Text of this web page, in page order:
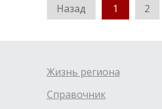
Назад 1 2
Жизнь региона
Справочник